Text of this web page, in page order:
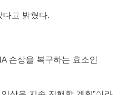
다고 밝혔다.
손상을 복구하는 효소인